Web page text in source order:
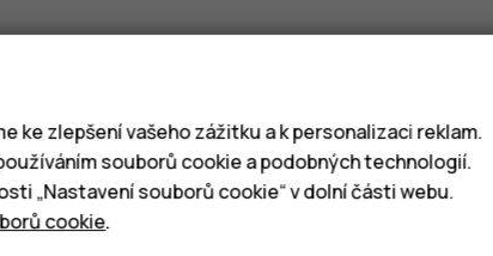
ke zlepšení vašeho zážitku a k personalizaci reklam.
souborů cookie a podobných technologií.
„Nastavení souborů cookie“ v dolní části webu.
cookie.